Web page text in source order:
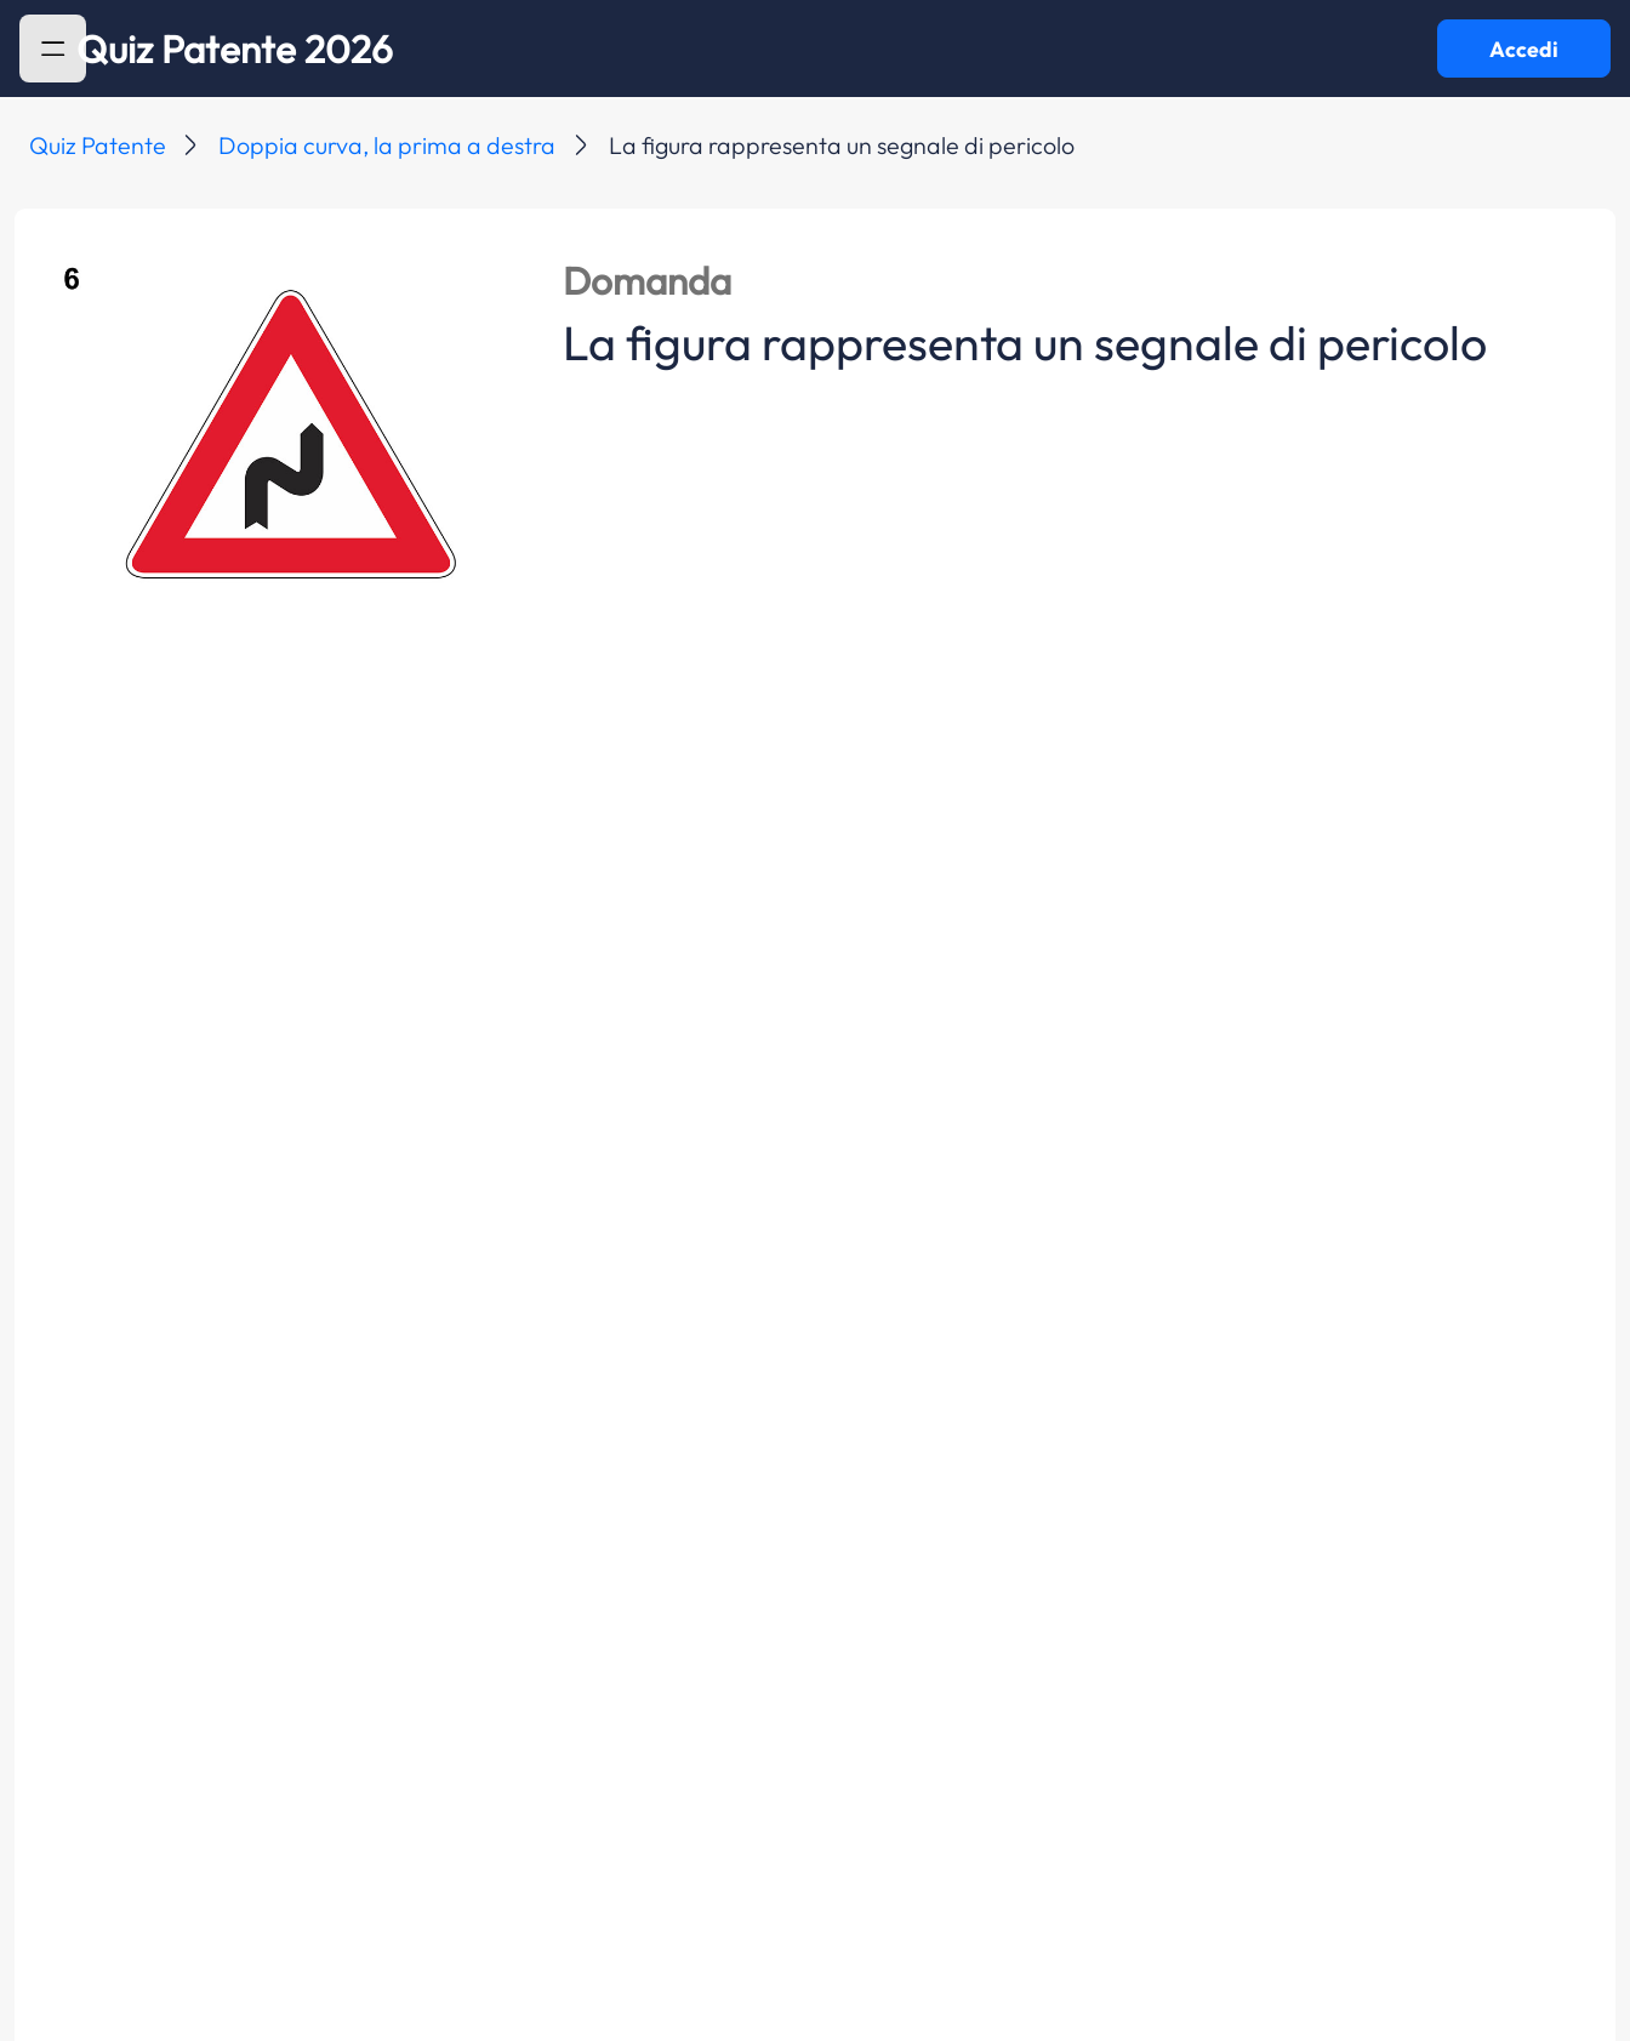
Quiz Patente 2026 Accedi
Quiz Patente Doppia curva, la prima a destra La figura rappresenta un segnale di pericolo
Domanda
La figura rappresenta un segnale di pericolo